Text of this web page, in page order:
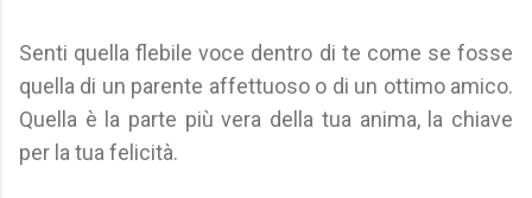
Senti quella flebile voce dentro di te come se fosse
quella di un parente affettuoso o di un ottimo amico.
Quella è la parte più vera della tua anima, la chiave
per la tua felicità.